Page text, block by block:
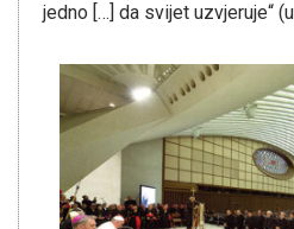
jedno […] da svijet uzvjeruje“